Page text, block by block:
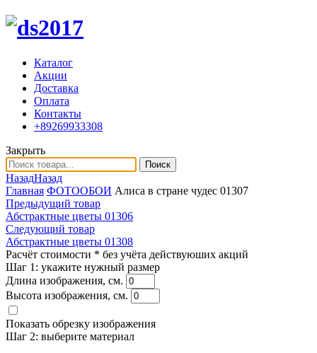
Каталог
Акции
Доставка
Оплата
Контакты
+89269933308
Закрыть
Поиск
НазадНазад
Главная ФОТООБОИ Алиса в стране чудес 01307
Предыдущий товар
Абстрактные цветы 01306
Следующий товар
Абстрактные цветы 01308
Расчёт стоимости * без учёта действуюших акций
Шаг 1: укажите нужный размер
Длина изображения, см.
Высота изображения, см.
Показать обрезку изображения
Шаг 2: выберите материал